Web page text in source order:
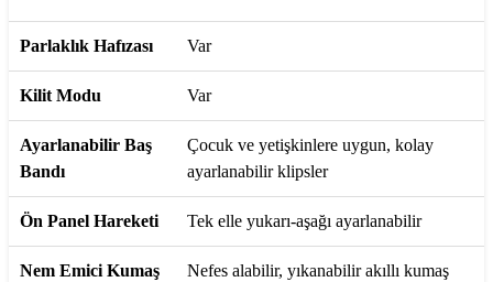
Parlaklık Hafızası Var
Kilit Modu Var
Ayarlanabilir Baş
Bandı
Çocuk ve yetişkinlere uygun, kolay
ayarlanabilir klipsler
Ön Panel Hareketi Tek elle yukarı-aşağı ayarlanabilir
Nem Emici Kumaş Nefes alabilir, yıkanabilir akıllı kumaş